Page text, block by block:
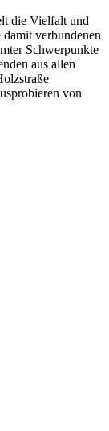
die Vielfalt und
verbundenen
Schwerpunkte
aus allen
von